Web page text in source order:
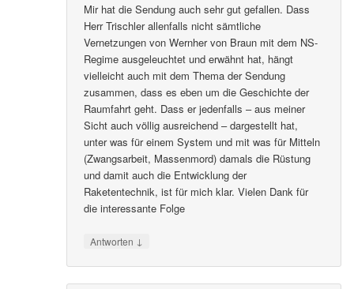
Mir hat die Sendung auch sehr gut gefallen. Dass
Herr Trischler allenfalls nicht sämtliche
Vernetzungen von Wernher von Braun mit dem NS-
Regime ausgeleuchtet und erwähnt hat, hängt
vielleicht auch mit dem Thema der Sendung
zusammen, dass es eben um die Geschichte der
Raumfahrt geht. Dass er jedenfalls – aus meiner
Sicht auch völlig ausreichend – dargestellt hat,
unter was für einem System und mit was für Mitteln
(Zwangsarbeit, Massenmord) damals die Rüstung
und damit auch die Entwicklung der
Raketentechnik, ist für mich klar. Vielen Dank für
die interessante Folge
Antworten ↓